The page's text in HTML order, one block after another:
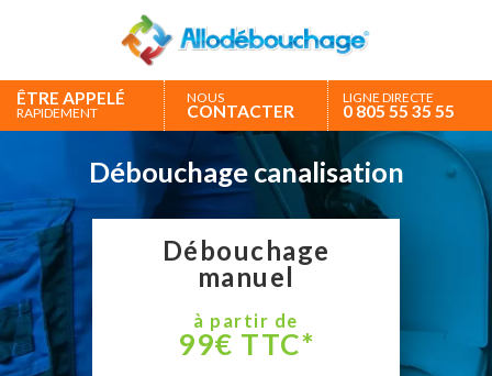
ÊTRE APPELÉ
RAPIDEMENT
NOUS
CONTACTER
LIGNE DIRECTE
0 805 55 35 55
Débouchage canalisation
Débouchage
manuel
à partir de
99€ TTC*